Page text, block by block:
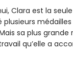
Clara est la
sa plus
qu’elle a